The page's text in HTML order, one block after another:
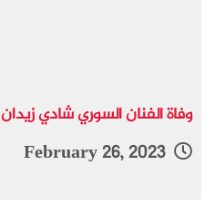
وفاة الفنان السوري شادي زيدان
February 26, 2023